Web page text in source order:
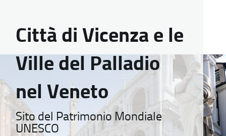
Città di Vicenza e le
Ville del Palladio
nel Veneto
Sito del Patrimonio Mondiale
UNESCO